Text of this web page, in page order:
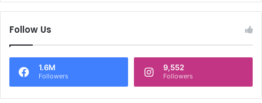
Follow Us
1.6M
Followers
9,552
Followers